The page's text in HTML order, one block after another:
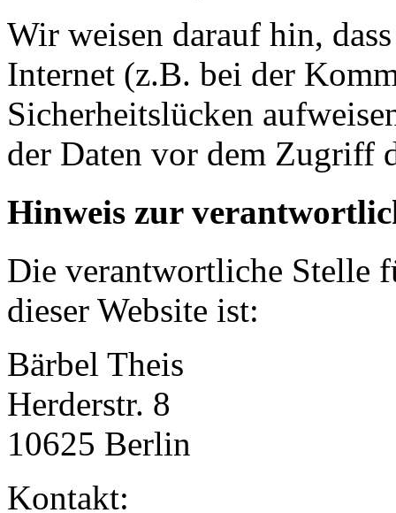
Wir weisen darauf hin,
Internet (z.B. bei der
Sicherheitslücken
der Daten vor dem Zugriff
Hinweis zur
Die verantwortliche Stelle
dieser Website ist:
Bärbel Theis
Herderstr. 8
10625 Berlin
Kontakt: